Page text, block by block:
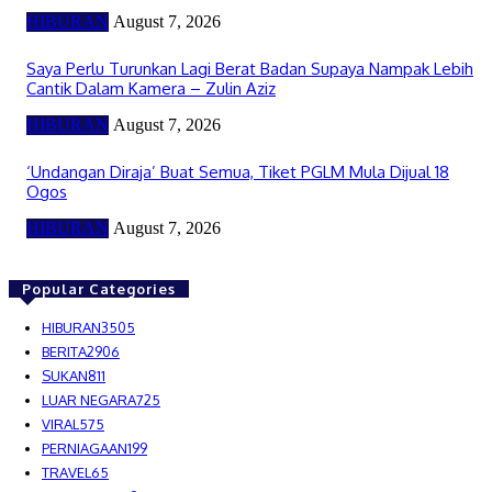
HIBURAN August 7, 2026
Saya Perlu Turunkan Lagi Berat Badan Supaya Nampak Lebih
Cantik Dalam Kamera – Zulin Aziz
HIBURAN August 7, 2026
‘Undangan Diraja’ Buat Semua, Tiket PGLM Mula Dijual 18
Ogos
HIBURAN August 7, 2026
Popular Categories
HIBURAN3505
BERITA2906
SUKAN811
LUAR NEGARA725
VIRAL 575
PERNIAGAAN199
TRAVEL 65